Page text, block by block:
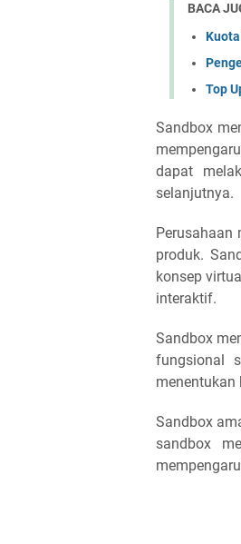
BACA
Top
Sandbox
dapat
selanjutnya.
Perusahaan
produk.
konsep
interaktif.
Sandbox
fungsional
menentukan
Sandbox
sandbox